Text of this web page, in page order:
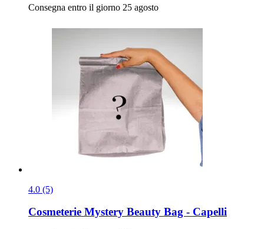
Consegna entro il giorno 25 agosto
4.0 (5)
Cosmeterie Mystery Beauty Bag -​ Capelli